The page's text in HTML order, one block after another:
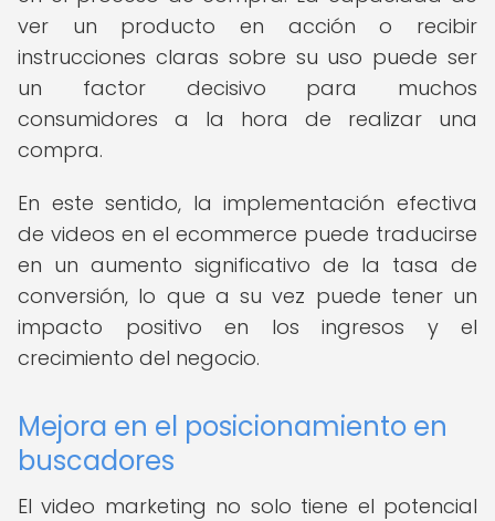
ver un producto en acción o recibir
instrucciones claras sobre su uso puede ser
un factor decisivo para muchos
consumidores a la hora de realizar una
compra.
En este sentido, la implementación efectiva
de videos en el ecommerce puede traducirse
en un aumento significativo de la tasa de
conversión, lo que a su vez puede tener un
impacto positivo en los ingresos y el
crecimiento del negocio.
Mejora en el posicionamiento en
buscadores
El video marketing no solo tiene el potencial